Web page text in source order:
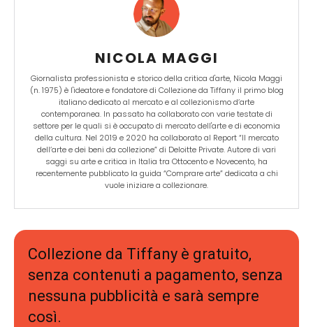
NICOLA MAGGI
Giornalista professionista e storico della critica d'arte, Nicola Maggi
(n. 1975) è l'ideatore e fondatore di Collezione da Tiffany il primo blog
italiano dedicato al mercato e al collezionismo d’arte
contemporanea. In passato ha collaborato con varie testate di
settore per le quali si è occupato di mercato dell'arte e di economia
della cultura. Nel 2019 e 2020 ha collaborato al Report “Il mercato
dell’arte e dei beni da collezione” di Deloitte Private. Autore di vari
saggi su arte e critica in Italia tra Ottocento e Novecento, ha
recentemente pubblicato la guida “Comprare arte” dedicata a chi
vuole iniziare a collezionare.
Collezione da Tiffany è gratuito,
senza contenuti a pagamento, senza
nessuna pubblicità e sarà sempre
così.
collezionista
Si
No
ISCRIVITI!